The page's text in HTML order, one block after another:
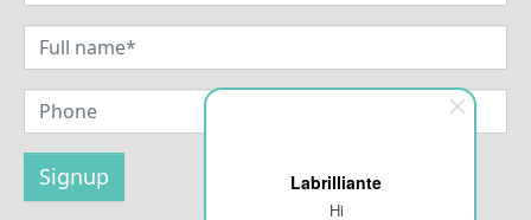
Labrilliante
Hi